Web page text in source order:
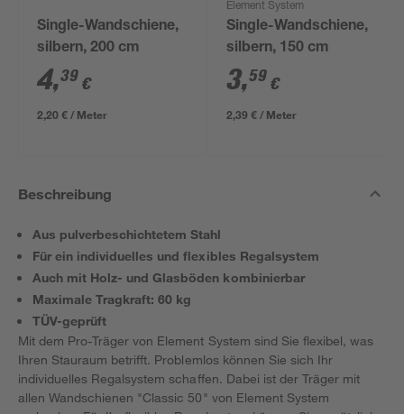
Single-Wandschiene,
silbern, 200 cm
4,39 €
2,20 € / Meter
Element System
Single-Wandschiene,
silbern, 150 cm
3,59 €
2,39 € / Meter
Beschreibung
Aus pulverbeschichtetem Stahl
Für ein individuelles und flexibles Regalsystem
Auch mit Holz- und Glasböden kombinierbar
Maximale Tragkraft: 60 kg
TÜV-geprüft
Mit dem Pro-Träger von Element System sind Sie flexibel, was
Ihren Stauraum betrifft. Problemlos können Sie sich Ihr
individuelles Regalsystem schaffen. Dabei ist der Träger mit
allen Wandschienen "Classic 50" von Element System